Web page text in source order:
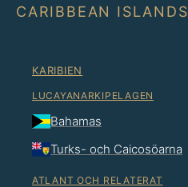
CARIBBEAN ISLANDS
KARIBIEN
LUCAYANARKIPELAGEN
Bahamas
Turks- och Caicosöarna
ATLANT OCH RELATERAT